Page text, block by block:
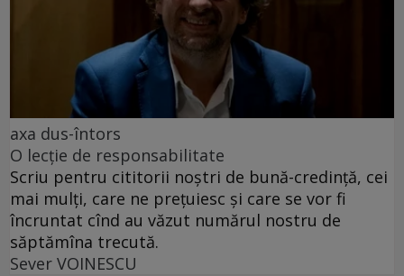
axa dus-întors
O lecție de responsabilitate
Scriu pentru cititorii noștri de bună-credință, cei
mai mulți, care ne prețuiesc și care se vor fi
încruntat cînd au văzut numărul nostru de
săptămîna trecută.
Sever VOINESCU